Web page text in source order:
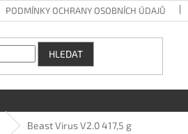
PODMÍNKY OCHRANY OSOBNÍCH ÚDAJŮ
HLEDAT
Beast Virus V2.0 417,5 g